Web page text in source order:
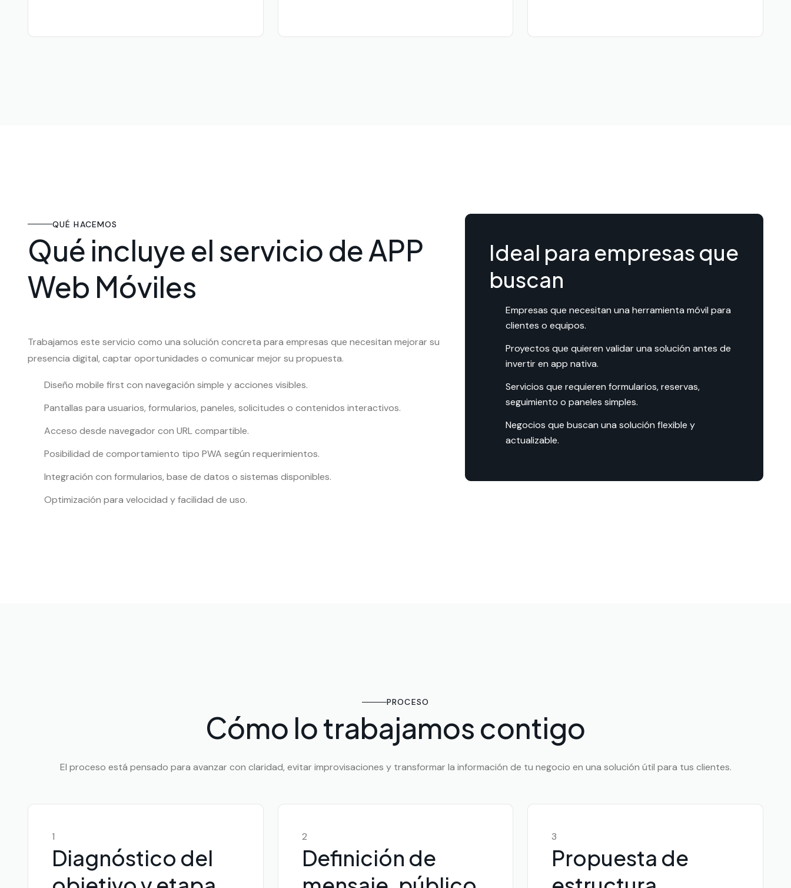
QUÉ HACEMOS
Qué incluye el servicio de APP
Web Móviles
Trabajamos este servicio como una solución concreta para empresas que necesitan mejorar su
presencia digital, captar oportunidades o comunicar mejor su propuesta.
Diseño mobile first con navegación simple y acciones visibles.
Pantallas para usuarios, formularios, paneles, solicitudes o contenidos interactivos.
Acceso desde navegador con URL compartible.
Posibilidad de comportamiento tipo PWA según requerimientos.
Integración con formularios, base de datos o sistemas disponibles.
Optimización para velocidad y facilidad de uso.
Ideal para empresas que
buscan
Empresas que necesitan una herramienta móvil para
clientes o equipos.
Proyectos que quieren validar una solución antes de
invertir en app nativa.
Servicios que requieren formularios, reservas,
seguimiento o paneles simples.
Negocios que buscan una solución flexible y
actualizable.
PROCESO
Cómo lo trabajamos contigo
El proceso está pensado para avanzar con claridad, evitar improvisaciones y transformar la información de tu negocio en una solución útil para tus clientes.
1
Diagnóstico del
2
Definición de
3
Propuesta de